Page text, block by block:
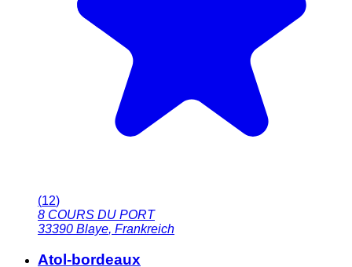
(12)
8 COURS DU PORT
33390 Blaye, Frankreich
Atol-bordeaux